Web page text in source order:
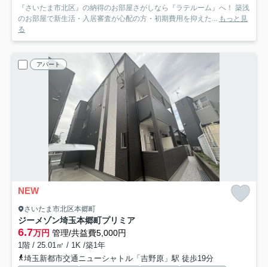
『さいたま市北区』の納得のお部屋さがしなら『ラテルーム』へ！ 築浅
のお部屋で新生活・入居審査が心配の方・初期費用を抑えた... もっと見
る
アパート
NEW
さいたま市北区本郷町
ジーメゾン埼玉本郷町プリミア
6.7万円 管理/共益費5,000円
1階 / 25.01㎡ / 1K /築1年
埼玉新都市交通ニューシャトル「吉野原」駅 徒歩19分